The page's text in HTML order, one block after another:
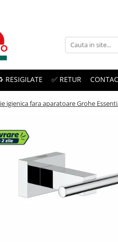
RESIGILATE ✅ RETUR
igienica fara aparatoare Grohe